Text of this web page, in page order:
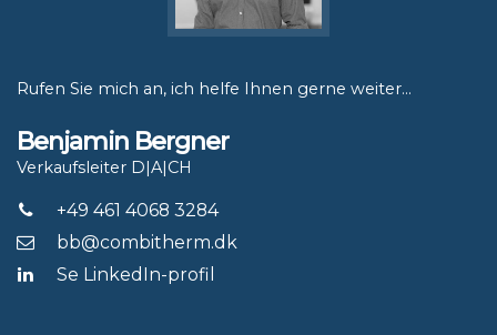
Rufen Sie mich an, ich helfe Ihnen gerne weiter...
Benjamin Bergner
Verkaufsleiter D|A|CH
+49 461 4068 3284
bb@combitherm.dk
Se LinkedIn-profil